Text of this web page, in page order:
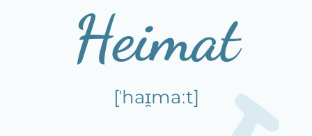
Heimat
[ˈhaɪ̯maːt]